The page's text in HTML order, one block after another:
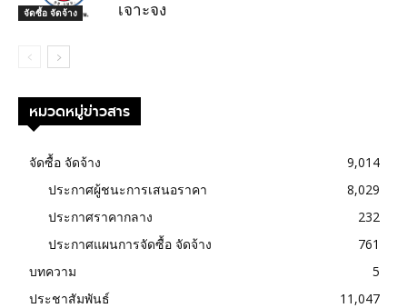
จัดซื้อ จัดจ้าง
เจาะจง
หมวดหมู่ข่าวสาร
จัดซื้อ จัดจ้าง
9,014
ประกาศผู้ชนะการเสนอราคา
8,029
ประกาศราคากลาง
232
ประกาศแผนการจัดซื้อ จัดจ้าง
761
บทความ
5
ประชาสัมพันธ์
11,047